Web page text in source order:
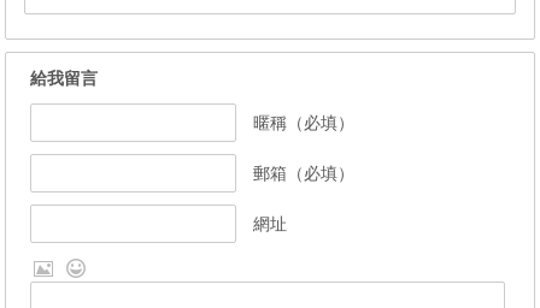
給我留言
暱稱（必填）
郵箱（必填）
網址